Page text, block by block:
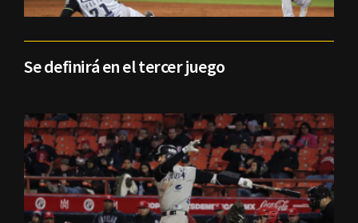
Se definirá en el tercer juego